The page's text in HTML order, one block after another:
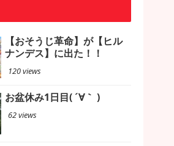
【おそうじ革命】が【ヒル
ナンデス】に出た！！
120 views
お盆休み1日目( ´∀｀ )
62 views